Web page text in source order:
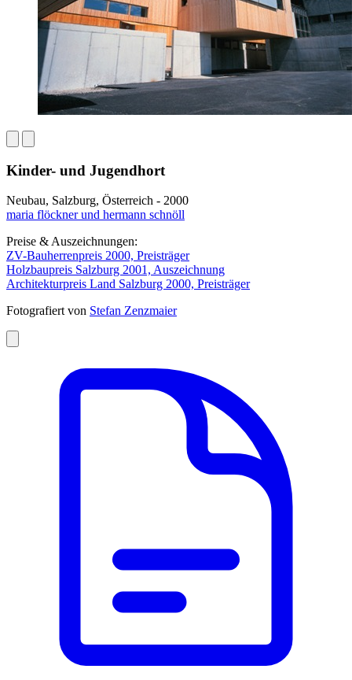
Kinder- und Jugendhort
Neubau, Salzburg, Österreich - 2000
maria flöckner und hermann schnöll
Preise & Auszeichnungen:
ZV-Bauherrenpreis 2000, Preisträger
Holzbaupreis Salzburg 2001, Auszeichnung
Architekturpreis Land Salzburg 2000, Preisträger
Fotografiert von Stefan Zenzmaier